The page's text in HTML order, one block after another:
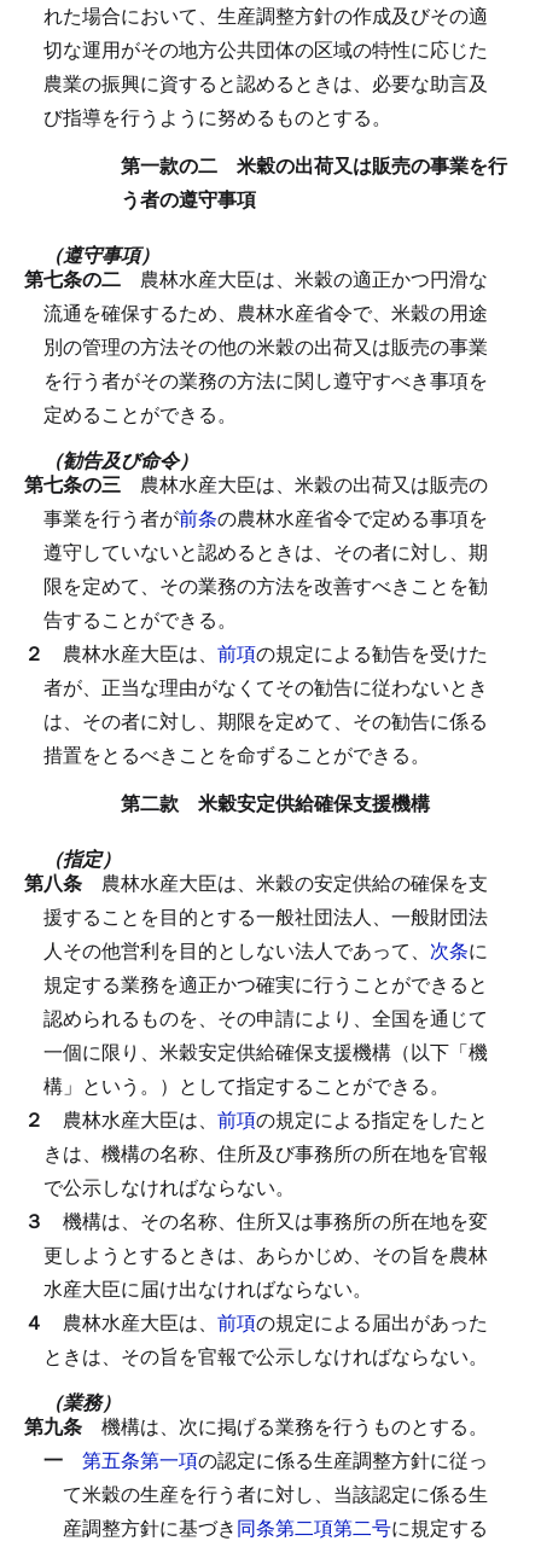
れた場合において、生産調整方針の作成及びその適
切な運用がその地方公共団体の区域の特性に応じた
農業の振興に資すると認めるときは、必要な助言及
び指導を行うように努めるものとする。
第一款の二 米穀の出荷又は販売の事業を行
う者の遵守事項
（遵守事項）
第七条の二 農林水産大臣は、米穀の適正かつ円滑な
流通を確保するため、農林水産省令で、米穀の用途
別の管理の方法その他の米穀の出荷又は販売の事業
を行う者がその業務の方法に関し遵守すべき事項を
定めることができる。
（勧告及び命令）
第七条の三 農林水産大臣は、米穀の出荷又は販売の
事業を行う者が前条の農林水産省令で定める事項を
遵守していないと認めるときは、その者に対し、期
限を定めて、その業務の方法を改善すべきことを勧
告することができる。
２ 農林水産大臣は、 前項の規定による勧告を受けた
者が、正当な理由がなくてその勧告に従わないとき
は、その者に対し、期限を定めて、その勧告に係る
措置をとるべきことを命ずることができる。
第二款 米穀安定供給確保支援機構
（指定）
第八条 農林水産大臣は、米穀の安定供給の確保を支
援することを目的とする一般社団法人、一般財団法
人その他営利を目的としない法人であって、 次条に
規定する業務を適正かつ確実に行うことができると
認められるものを、その申請により、全国を通じて
一個に限り、米穀安定供給確保支援機構（以下「機
構」という。）として指定することができる。
２ 農林水産大臣は、 前項の規定による指定をしたと
きは、機構の名称、住所及び事務所の所在地を官報
で公示しなければならない。
３ 機構は、その名称、住所又は事務所の所在地を変
更しようとするときは、あらかじめ、その旨を農林
水産大臣に届け出なければならない。
４ 農林水産大臣は、 前項の規定による届出があった
ときは、その旨を官報で公示しなければならない。
（業務）
第九条 機構は、次に掲げる業務を行うものとする。
一 第五条第一項の認定に係る生産調整方針に従っ
て米穀の生産を行う者に対し、当該認定に係る生
産調整方針に基づき同条第二項第二号に規定する